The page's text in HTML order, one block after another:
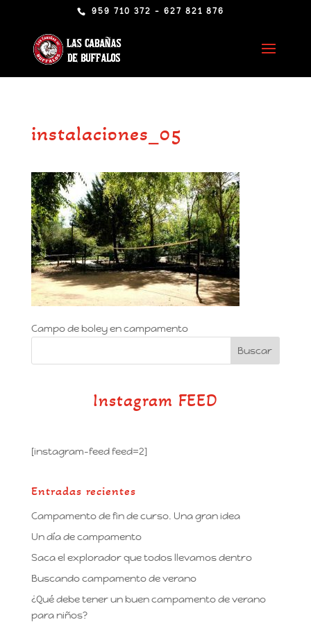
959 710 372 - 627 821 876
instalaciones_05
Campo de boley en campamento
Instagram FEED
[instagram-feed feed=2]
Entradas recientes
Campamento de fin de curso. Una gran idea
Un día de campamento
Saca el explorador que todos llevamos dentro
Buscando campamento de verano
¿Qué debe tener un buen campamento de verano
para niños?